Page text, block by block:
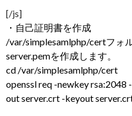
[/js]
・自己証明書を作成
/var/simplesamlphp/certフォ
server.pemを作成します。
cd /var/simplesamlphp/cert
openssl req -newkey rsa:2048
out server.crt -keyout